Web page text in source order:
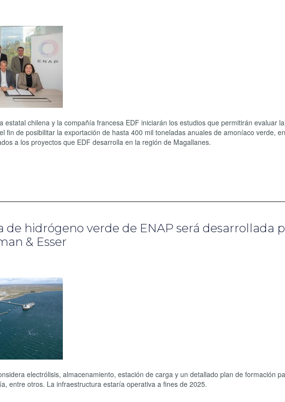
estatal chilena y la compañía francesa EDF iniciarán los estudios que permitirán evaluar
fin de posibilitar la exportación de hasta 400 mil toneladas anuales de amoníaco verde,
a los proyectos que EDF desarrolla en la región de Magallanes.
de hidrógeno verde de ENAP será desarrollada
& Esser
electrólisis, almacenamiento, estación de carga y un detallado plan de formación
entre otros. La infraestructura estaría operativa a fines de 2025.